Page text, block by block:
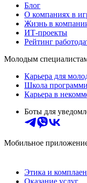
Блог
О компаниях в
Жизнь в
ИТ-проекты
Рейтинг
Молодым
Карьера для
Школа
Карьера в
Боты для
Мобильное
Этика и
Оказание услуг